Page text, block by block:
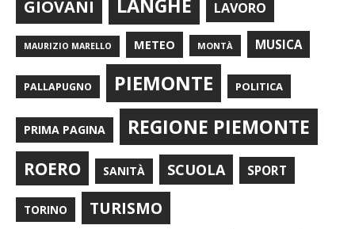
GIOVANI LANGHE LAVORO
MAURIZIO MARELLO METEO MONTÀ MUSICA
PALLAPUGNO PIEMONTE POLITICA
PRIMA PAGINA REGIONE PIEMONTE
ROERO SANITÀ SCUOLA SPORT
TORINO TURISMO